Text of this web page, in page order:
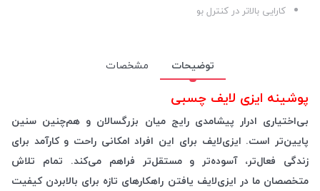
کارایی بالاتر در کنترل بو
توضیحات مشخصات
پوشینه ایزی لایف چسبی
بی‌اختیاری ادرار پیشامدی رایج میان بزرگسالان و هم‌چنین سنین
پایین‌تر است. ایزی‌لایف برای این افراد امکانی راحت و کارآمد برای
زندگی فعال‌تر، آسوده‌تر و مستقل‌تر فراهم می‌کند. تمام تلاش
متخصصان ما در ایزی‌لایف یافتن راهکار‌های تازه برای بالابردن کیفیت